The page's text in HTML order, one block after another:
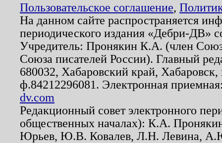
Пользовательское соглашение,
На данном сайте распространяется
периодического издания «Дебри-ДВ»
Учредитель: Пронякин К.А. (член
Союза писателей России). Главный
680032, Хабаровский край,
ф.84212296081. Электронная
dv.com
Редакционный совет электронного
общественных началах): К.А.
Юрьев, Ю.В. Ковалев, Л.Н. Левина,